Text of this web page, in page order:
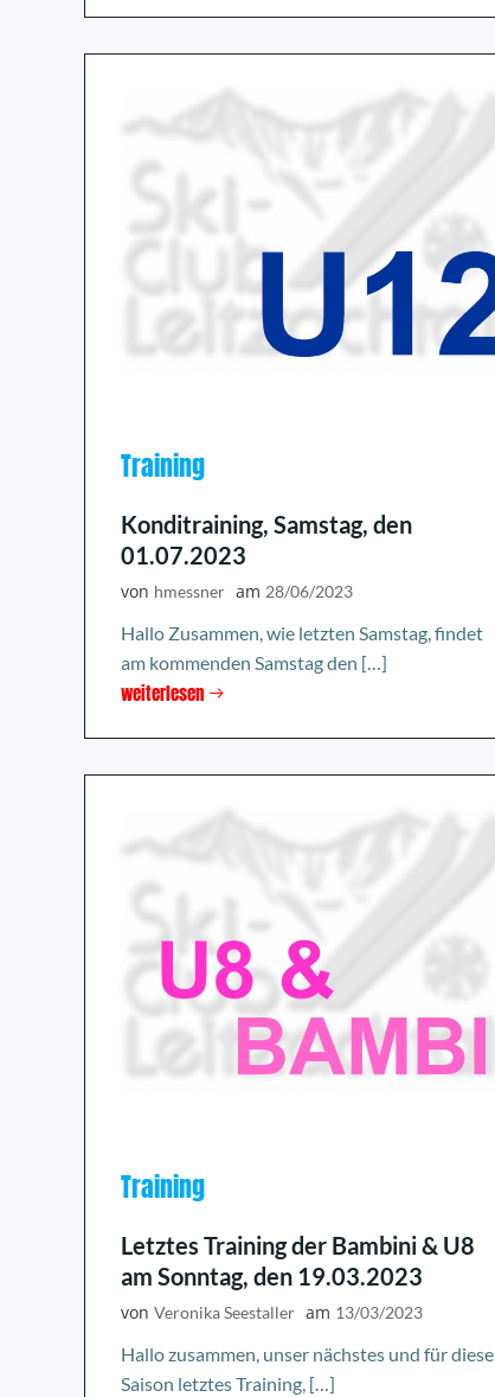
Training
Konditraining, Samstag, den
01.07.2023
von hmessner am 28/06/2023
Hallo Zusammen, wie letzten Samstag, findet
am kommenden Samstag den […]
weiterlesen
Training
Letztes Training der Bambini & U8
am Sonntag, den 19.03.2023
von Veronika Seestaller am 13/03/2023
Hallo zusammen, unser nächstes und für diese
Saison letztes Training, […]